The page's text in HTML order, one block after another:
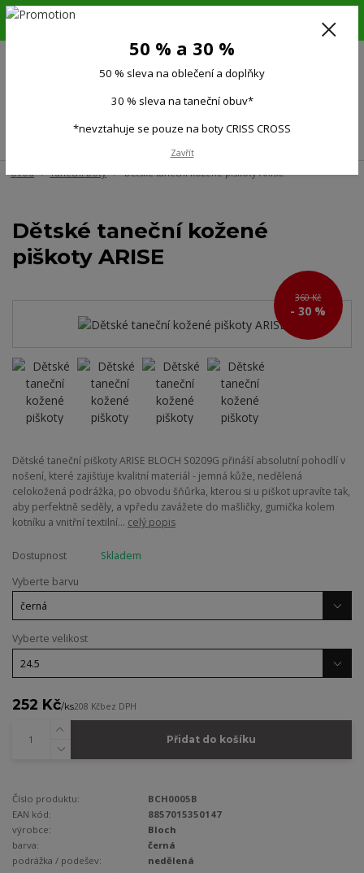
6.-16.8.26. DOVOLENÁ !!! 50 % SLEVA na všechno oblečení a doplňky !!!
(Po-Pá 9:00-15.00)
Úvod Taneční boty Dětské taneční kožené piškoty ARISE
Dětské taneční kožené
piškoty ARISE
360 Kč
- 30 %
Dětské taneční piškoty ARISE BLOCH S0209G přináší absolutní pohodlí v
nošení, které zajišťuje kvalitní materiál - jemná kůže, nedělená
celokožená podrážka, po obvodu šňůrka, kterou si u piškot upravíte tak,
aby perfektně seděly, a vpředu zavážete do mašličky, gumička kolem
kotníku a vnitřní textilní... celý popis
Dostupnost
Skladem
Vyberte barvu
Vyberte velikost
252 Kč/ks208 Kčbez DPH
Přidat do košíku
Číslo produktu:
BCH0005B
EAN kód:
8857015350147
výrobce:
Bloch
barva:
černá
podrážka / podešev:
nedělená
50 % a 30 %
50 % sleva na oblečení a doplňky
30 % sleva na taneční obuv*
*nevztahuje se pouze na boty CRISS CROSS
Zavřít